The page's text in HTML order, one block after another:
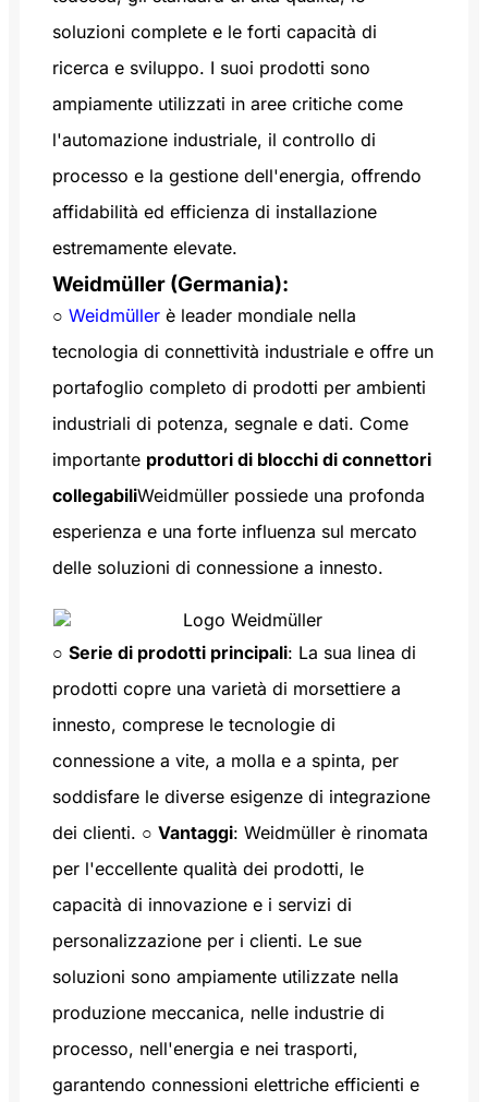
soluzioni complete e le forti capacità di
ricerca e sviluppo. I suoi prodotti sono
ampiamente utilizzati in aree critiche come
l'automazione industriale, il controllo di
processo e la gestione dell'energia, offrendo
affidabilità ed efficienza di installazione
estremamente elevate.
Weidmüller (Germania):
○ Weidmüller è leader mondiale nella
tecnologia di connettività industriale e offre un
portafoglio completo di prodotti per ambienti
industriali di potenza, segnale e dati. Come
importante produttori di blocchi di connettori
collegabiliWeidmüller possiede una profonda
esperienza e una forte influenza sul mercato
delle soluzioni di connessione a innesto.
○ Serie di prodotti principali: La sua linea di
prodotti copre una varietà di morsettiere a
innesto, comprese le tecnologie di
connessione a vite, a molla e a spinta, per
soddisfare le diverse esigenze di integrazione
dei clienti. ○ Vantaggi: Weidmüller è rinomata
per l'eccellente qualità dei prodotti, le
capacità di innovazione e i servizi di
personalizzazione per i clienti. Le sue
soluzioni sono ampiamente utilizzate nella
produzione meccanica, nelle industrie di
processo, nell'energia e nei trasporti,
garantendo connessioni elettriche efficienti e